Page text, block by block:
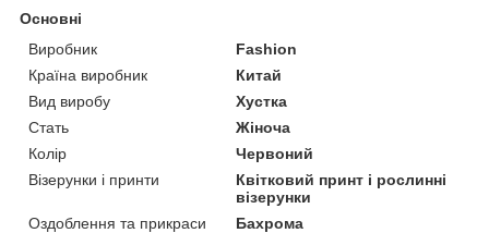
Основні
Виробник
Fashion
Країна виробник
Китай
Вид виробу
Хустка
Стать
Жіноча
Колір
Червоний
Візерунки і принти
Квітковий принт і рослинні
візерунки
Оздоблення та прикраси
Бахрома